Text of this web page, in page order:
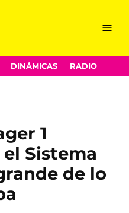
Menu
DINÁMICAS RADIO
1
Sistema
de lo